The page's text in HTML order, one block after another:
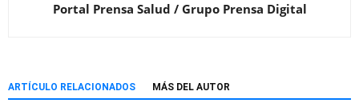
Portal Prensa Salud / Grupo Prensa Digital
ARTÍCULO RELACIONADOS MÁS DEL AUTOR